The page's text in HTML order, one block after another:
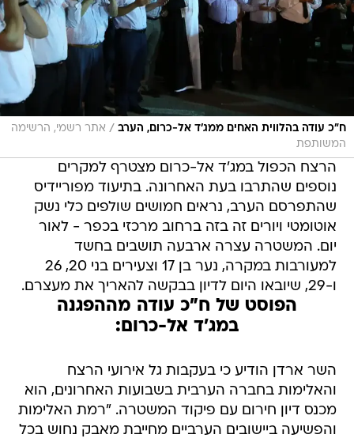
ח"כ עודה בהלווית האחים ממג'ד אל-כרום, הערב / אתר רשמי, הרשימה
המשותפת
הרצח הכפול במג'ד אל-כרום מצטרף למקרים
נוספים שהתרבו בעת האחרונה. בתיעוד מפוריידיס
שהתפרסם הערב, נראים חמושים שולפים כלי נשק
אוטומטי ויורים זה בזה ברחוב מרכזי בכפר - לאור
יום. המשטרה עצרה ארבעה תושבים בחשד
למעורבות במקרה, נער בן 17 וצעירים בני 20, 26
ו-29, שיובאו היום לדיון בבקשה להאריך את מעצרם.
הפוסט של ח"כ עודה מההפגנה
במג'ד אל-כרום:
השר ארדן הודיע כי בעקבות גל אירועי הרצח
והאלימות בחברה הערבית בשבועות האחרונים, הוא
מכנס דיון חירום עם פיקוד המשטרה. "רמת האלימות
והפשיעה ביישובים הערביים מחייבת מאבק נחוש בכל